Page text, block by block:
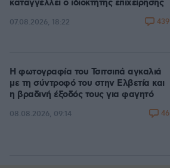
καταγγέλλει ο ιδιοκτήτης επιχείρησης
07.08.2026, 18:22 439
Η φωτογραφία του Τσιτσιπά αγκαλιά
με τη σύντροφό του στην Ελβετία και
η βραδινή έξοδός τους για φαγητό
08.08.2026, 09:14 46